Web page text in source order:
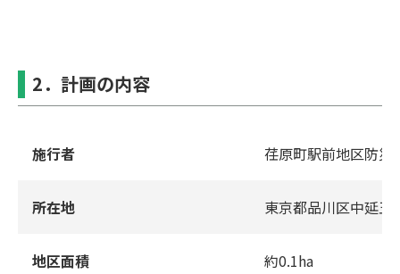
2．計画の内容
施⾏者 荏原町駅前地区防災
所在地 東京都品川区中延五
地区⾯積 約0.1ha